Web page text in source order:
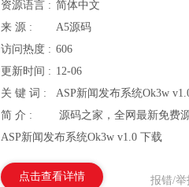
资源语言 : 简体中文
来 源 :
A5源码
访问热度 : 606
更新时间 : 12-06
关 键 词 :
ASP新闻发布系统Ok3w
简 介 :
源码之家，全网最新免费
ASP新闻发布系统Ok3w v1.0 下载
点击查看详情 报错/举